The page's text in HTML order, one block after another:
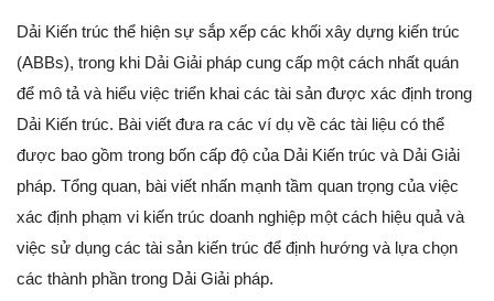
Dải Kiến trúc thể hiện sự sắp xếp các khối xây dựng kiến trúc
(ABBs), trong khi Dải Giải pháp cung cấp một cách nhất quán
để mô tả và hiểu việc triển khai các tài sản được xác định trong
Dải Kiến trúc. Bài viết đưa ra các ví dụ về các tài liệu có thể
được bao gồm trong bốn cấp độ của Dải Kiến trúc và Dải Giải
pháp. Tổng quan, bài viết nhấn mạnh tầm quan trọng của việc
xác định phạm vi kiến trúc doanh nghiệp một cách hiệu quả và
việc sử dụng các tài sản kiến trúc để định hướng và lựa chọn
các thành phần trong Dải Giải pháp.